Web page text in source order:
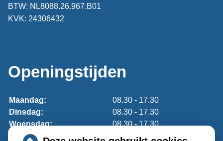
BTW: NL8088.26.967.B01
KVK: 24306432
Openingstijden
Maandag:
08.30 - 17.30
Dinsdag:
08.30 - 17.30
Woensdag:
08.30 - 17.30
Donderdag:
08.30 - 17.30